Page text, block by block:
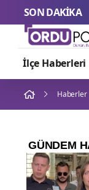
SON DAKİKA
İlçe Haberleri
Haberler